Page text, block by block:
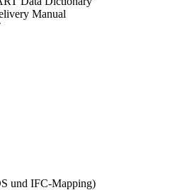
Manual
und IFC-Mapping)